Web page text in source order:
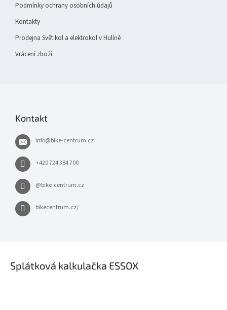
Podmínky ochrany osobních údajů
Kontakty
Prodejna Svět kol a elektrokol v Hulíně
Vrácení zboží
Kontakt
info@bike-centrum.cz
+420 724 384 700
@bike-centrum.cz
bikecentrum.cz/
Splátková kalkulačka ESSOX